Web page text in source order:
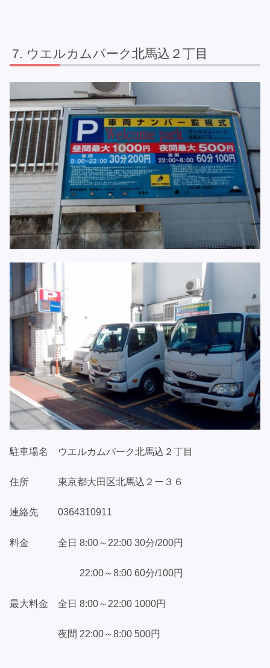
ウエルカムパーク北馬込２丁目
駐車場名 ウエルカムパーク北馬込２丁目
住所 東京都大田区北馬込２ー３６
連絡先 0364310911
料金 全日 8:00～22:00 30分/200円
22:00～8:00 60分/100円
最大料金 全日 8:00～22:00 1000円
夜間 22:00～8:00 500円